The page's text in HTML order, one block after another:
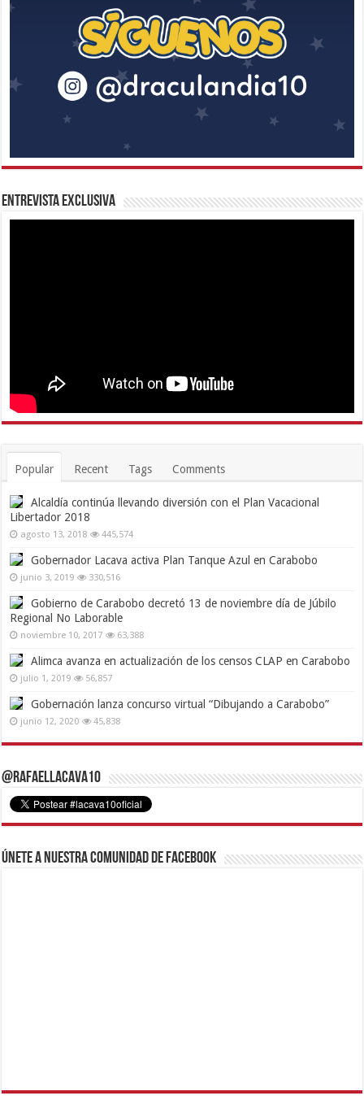
Entrevista Exclusiva
Popular Recent Tags Comments
Alcaldía continúa llevando diversión con el Plan Vacacional
Libertador 2018
agosto 13, 2018 445,574
Gobernador Lacava activa Plan Tanque Azul en Carabobo
junio 3, 2019 330,516
Gobierno de Carabobo decretó 13 de noviembre día de Júbilo
Regional No Laborable
noviembre 10, 2017 63,388
Alimca avanza en actualización de los censos CLAP en Carabobo
julio 1, 2019 56,857
Gobernación lanza concurso virtual “Dibujando a Carabobo”
junio 12, 2020 45,838
@RafaelLacava10
Únete a nuestra comunidad de Facebook